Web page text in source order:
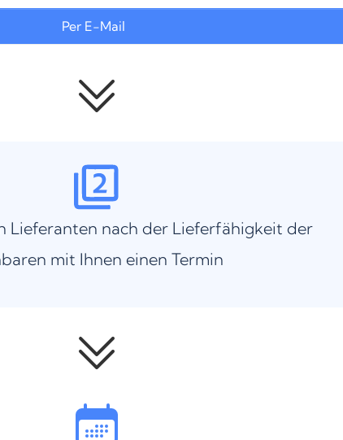
Per E-Mail
Lieferanten nach der Lieferfähigkeit der
mit Ihnen einen Termin